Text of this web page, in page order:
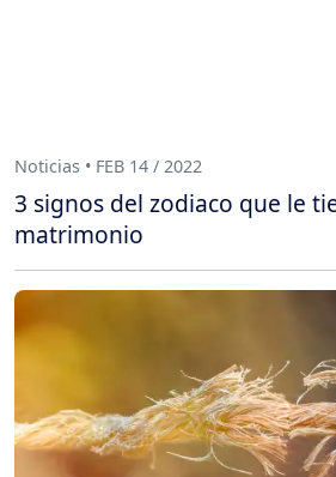
Noticias • FEB 14 / 2022
3 signos del zodiaco que le
matrimonio